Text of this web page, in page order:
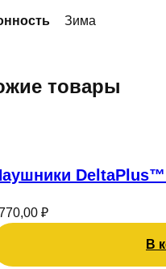
Зима
товары
DeltaPlus™
₽
В